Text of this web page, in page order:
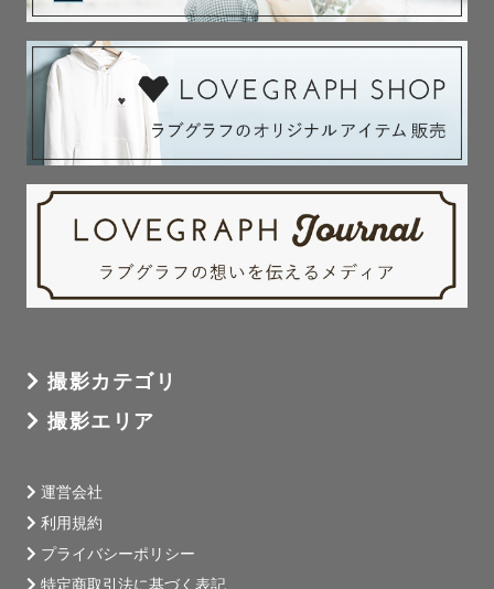
撮影カテゴリ
撮影エリア
運営会社
利用規約
プライバシーポリシー
特定商取引法に基づく表記